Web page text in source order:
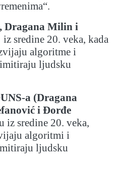
Dragana Milin i
sredine 20. veka, kada
algoritme i
ljudsku
a (Dragana
i Đorđe
iz sredine 20. veka,
algoritmi i
ljudsku